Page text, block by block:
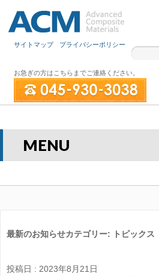
サイトマップ プライバシーポリシー
お急ぎの方はこちらまでご連絡ください。
MENU
最新のお知らせカテゴリー: トピックス
投稿日 : 2023年8月21日